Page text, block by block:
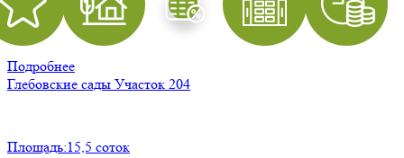
Подробнее
Глебовские сады Участок 204
Площадь:15,5 соток